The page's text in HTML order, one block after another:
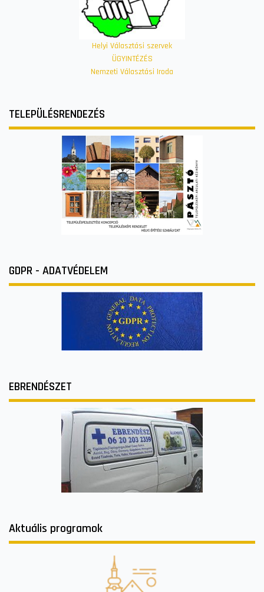
Helyi Választási szervek
ÜGYINTÉZÉS
Nemzeti Választási Iroda
TELEPÜLÉSRENDEZÉS
GDPR - ADATVÉDELEM
EBRENDÉSZET
Aktuális programok